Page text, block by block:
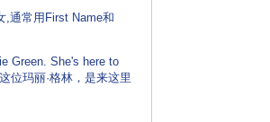
通常用First Name和
Green. She's here to
位玛丽·格林，是来这里